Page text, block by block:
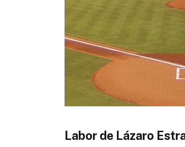
Labor de Lázaro